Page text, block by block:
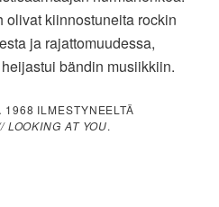
olivat kiinnostuneita rockin
ja rajattomuudessa,
bändin musiikkiin.
1968 ILMESTYNEELTÄ
LOOKING AT YOU.